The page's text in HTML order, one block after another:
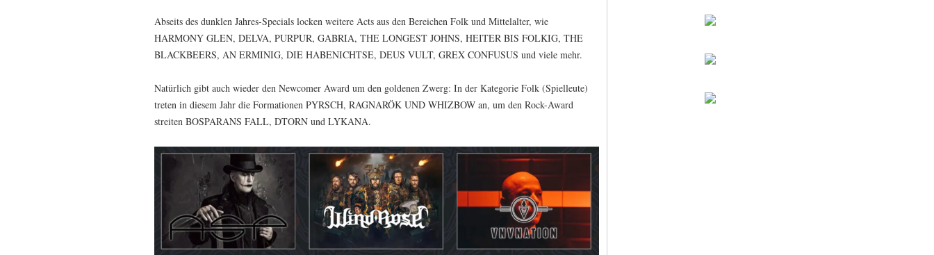
Abseits des dunklen Jahres-Specials locken weitere Acts aus den Bereichen Folk und Mittelalter, wie
HARMONY GLEN, DELVA, PURPUR, GABRIA, THE LONGEST JOHNS, HEITER BIS FOLKIG, THE
BLACKBEERS, AN ERMINIG, DIE HABENICHTSE, DEUS VULT, GREX CONFUSUS und viele mehr.
Natürlich gibt auch wieder den Newcomer Award um den goldenen Zwerg: In der Kategorie Folk (Spielleute)
treten in diesem Jahr die Formationen PYRSCH, RAGNARÖK UND WHIZBOW an, um den Rock-Award
streiten BOSPARANS FALL, DTORN und LYKANA.